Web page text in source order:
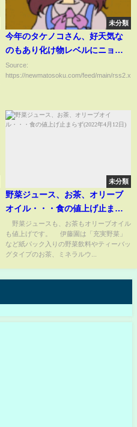
未分類
今年のタケノコさん、好天気な
のもあり化け物レベルにニョッ
キニョキで激安らしいｗｗｗｗ
ｗｗｗ
Source:
https://newmatosoku.com/feed/main/
未分類
野菜ジュース、お茶、オリーブ
オイル・・・食の値上げ止まら
ず(2022年4月12日)
野菜ジュースも、お茶もオリーブオイル
も値上げです。 伊藤園は「充実野菜」
など紙パック入りの野菜飲料やティーバッ
グタイプのお茶、ミネラルウ...